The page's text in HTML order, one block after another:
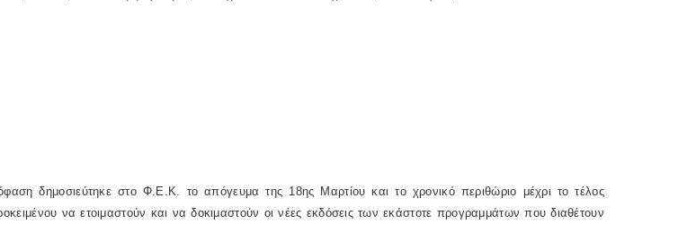
δημοσιεύτηκε στο Φ.Ε.Κ. το απόγευμα της 18ης Μαρτίου και το χρονικό περιθώριο μέχρι το τέλος
να ετοιμαστούν και να δοκιμαστούν οι νέες εκδόσεις των εκάστοτε προγραμμάτων που διαθέτουν